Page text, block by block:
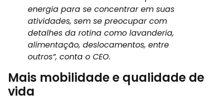
energia para se concentrar em suas
atividades, sem se preocupar com
detalhes da rotina como lavanderia,
alimentação, deslocamentos, entre
outros”, conta o CEO.
Mais mobilidade e qualidade de
vida